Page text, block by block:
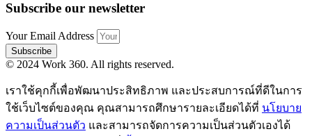
Subscribe our newsletter
Your Email Address
Subscribe
© 2024 Work 360. All rights reserved.
เราใช้คุกกี้เพื่อพัฒนาประสิทธิภาพ และประสบการณ์ที่ดีในการ
ใช้เว็บไซต์ของคุณ คุณสามารถศึกษารายละเอียดได้ที่ นโยบาย
ความเป็นส่วนตัว และสามารถจัดการความเป็นส่วนตัวเองได้